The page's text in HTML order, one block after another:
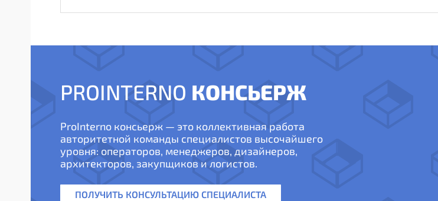
PROINTERNO КОНСЬЕРЖ
ProInterno консьерж — это коллективная работа
авторитетной команды специалистов высочайшего
уровня: операторов, менеджеров, дизайнеров,
архитекторов, закупщиков и логистов.
ПОЛУЧИТЬ КОНСУЛЬТАЦИЮ СПЕЦИАЛИСТА